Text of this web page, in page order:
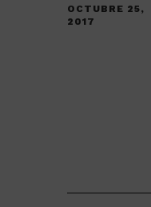
OCTUBRE 25,
2017